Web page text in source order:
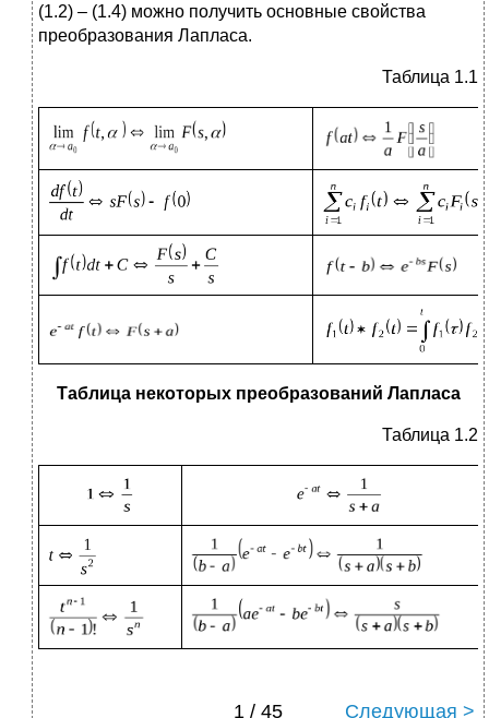
(1.2) – (1.4) можно получить основные свойства
преобразования Лапласа.
Таблица 1.1
Таблица некоторых преобразований Лапласа
Таблица 1.2
1 / 45 Следующая >